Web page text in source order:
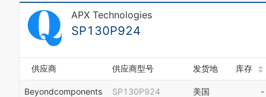
APX Technologies
SP130P924
供应商 供应商型号 发货地 库存
Beyondcomponents SP130P924 美国 -